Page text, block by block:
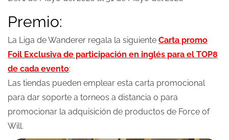
Premio:
La Liga de Wanderer regala la siguiente Carta promo
Foil Exclusiva de participación en inglés para el TOP8
de cada evento:
Las tiendas pueden emplear esta carta promocional
para dar soporte a torneos a distancia o para
promocionar la adquisición de productos de Force of
Will.